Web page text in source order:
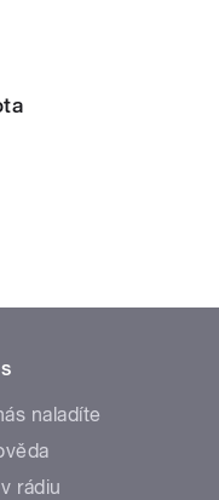
naladíte
rádiu